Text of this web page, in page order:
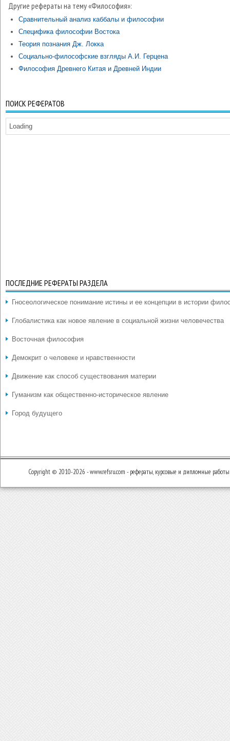
Другие рефераты на тему «Философия»:
Сравнительный анализ каббалы и философии
Специфика философии Востока
Теория познания Дж. Локка
Социально-философские взгляды А.И. Герцена
Философия Древнего Китая и Древней Индии
ПОИСК РЕФЕРАТОВ
Loading
ПОСЛЕДНИЕ РЕФЕРАТЫ РАЗДЕЛА
Гносеологическое понимание истины и ее концепции в истории
Глобалистика как новое явление в социальной жизни человечества
Восточная философия
Демокрит о человеке и нравственности
Движение как способ существования материи
Гуманизм как общественно-историческое явление
Город будущего
Copyright © 2010-2026 - www.refsru.com - рефераты, курсовые и дипломные работы